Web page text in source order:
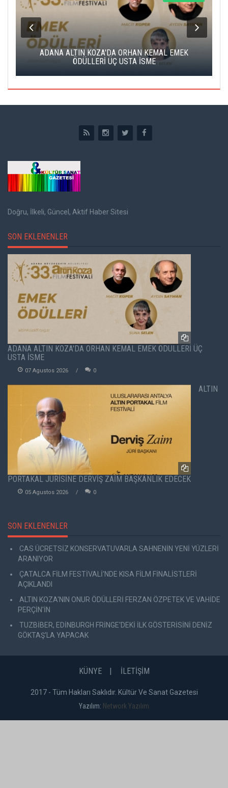
ADANA ALTIN KOZA'DA ORHAN KEMAL EMEK
ÖDÜLLERİ ÜÇ USTA İSME
Doğru, İlkeli, Güncel, Aktif Haber Sitesi
SON EKLENENLER
ADANA ALTIN KOZA'DA ORHAN KEMAL EMEK ÖDÜLLERİ ÜÇ
USTA İSME
07 Agustos 2026 0
ALTIN
PORTAKAL JÜRİSİNE DERVİŞ ZAİM BAŞKANLIK EDECEK
05 Agustos 2026 0
SON EKLENENLER
CAS ÜCRETSİZ KONSERVATUVARLA SAHNENİN YENİ YÜZLERİ
ARANIYOR
ÇATALCA FİLM FESTİVALİ'NDE KISA FİLM FİNALİSTLERİ
AÇIKLANDI
ALTIN KOZA'NIN ONUR ÖDÜLLERİ FERZAN ÖZPETEK VE VAHİDE
PERÇİN'İN
TUZBİBER, EDİNBURGH FRİNGE'DEKİ İLK GÖSTERİSİNİ DENİZ
GÖKTAŞ'LA YAPACAK
KÜNYE İLETİŞİM
2017 - Tüm Hakları Saklıdır. Kültür Ve Sanat Gazetesi
Yazılım: Network Yazılım